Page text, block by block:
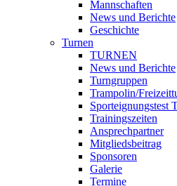
Mannschaften
News und Berichte
Geschichte
Turnen
TURNEN
News und Berichte
Turngruppen
Trampolin/
Sporteignungstest
Trainingszeiten
Ansprechpartner
Mitgliedsbeitrag
Sponsoren
Galerie
Termine